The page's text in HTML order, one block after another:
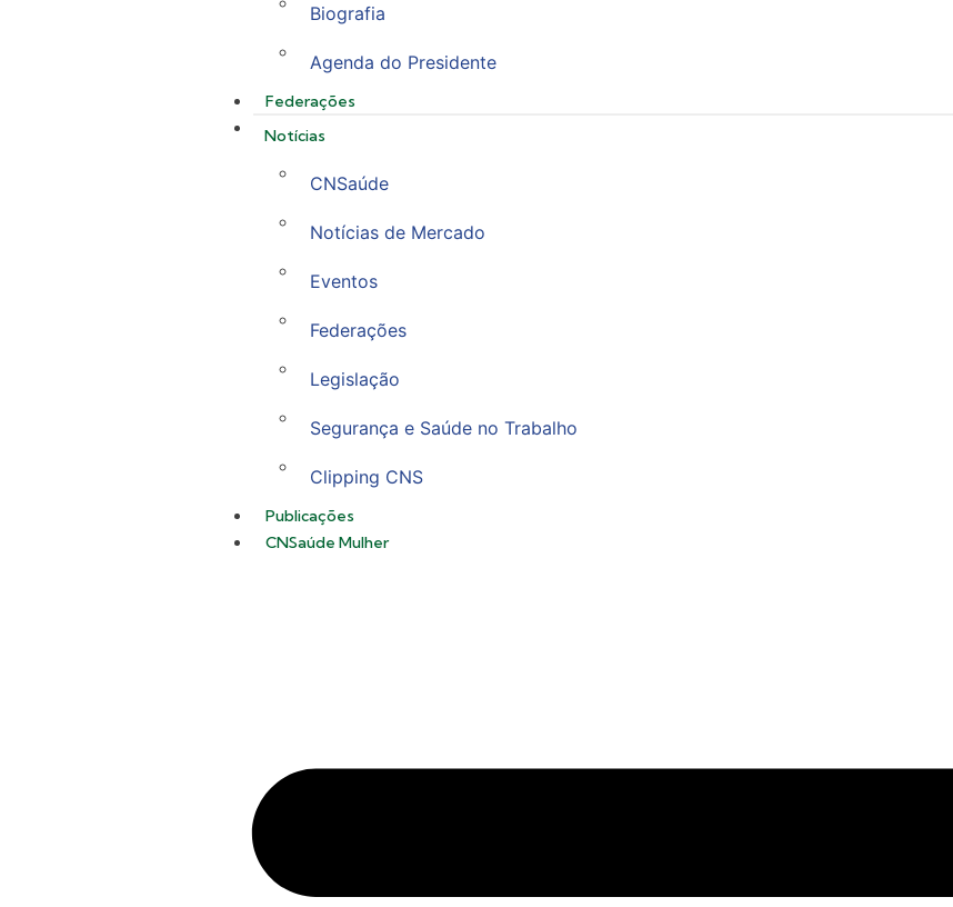
Biografia
Agenda do Presidente
Federações
Notícias
CNSaúde
Notícias de Mercado
Eventos
Federações
Legislação
Segurança e Saúde no Trabalho
Clipping CNS
Publicações
CNSaúde Mulher